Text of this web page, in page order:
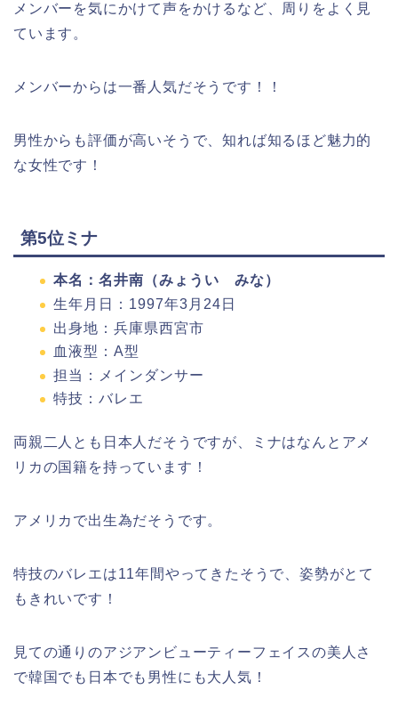
メンバーを気にかけて声をかけるなど、周りをよく見
ています。
メンバーからは一番人気だそうです！！
男性からも評価が高いそうで、知れば知るほど魅力的
な女性です！
第5位ミナ
本名：名井南（みょうい みな）
生年月日：1997年3月24日
出身地：兵庫県西宮市
血液型：A型
担当：メインダンサー
特技：バレエ
両親二人とも日本人だそうですが、ミナはなんとアメ
リカの国籍を持っています！
アメリカで出生為だそうです。
特技のバレエは11年間やってきたそうで、姿勢がとて
もきれいです！
見ての通りのアジアンビューティーフェイスの美人さ
で韓国でも日本でも男性にも大人気！